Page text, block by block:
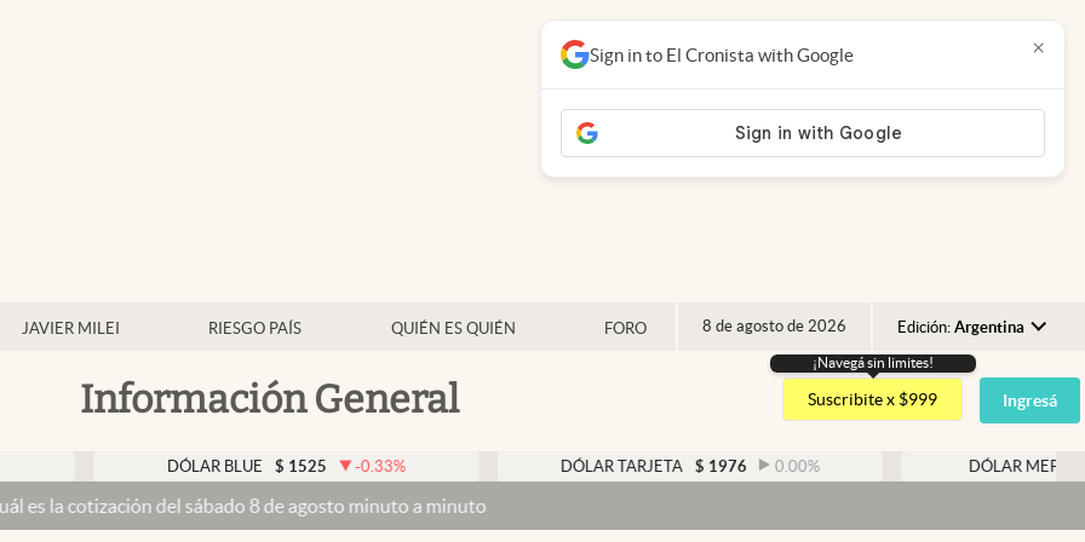
JAVIER MILEI RIESGO PAÍS QUIÉN ES QUIÉN FORO 8 de agosto de 2026 Edición: Argentina
Argentina
España
USA
Información General
¡Navegá sin limites!
Suscribite x $999 Ingresá
DÓLAR BLUE $ 1525 -0.33% DÓLAR TARJETA $ 1976 0.00% DÓLAR MEP $ 1526,03
del sábado 8 de agosto minuto a minuto
Sign in to El Cronista with Google ×